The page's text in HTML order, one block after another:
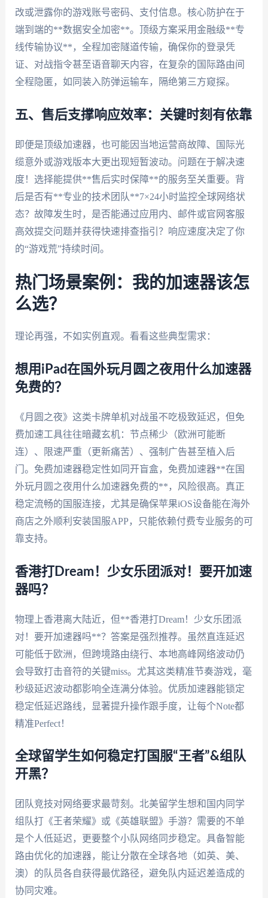
改或泄露你的游戏账号密码、支付信息。核心防护在于
端到端的**数据安全加密**。顶级方案采用金融级**专
线传输协议**，全程加密隧道传输，确保你的登录凭
证、对战指令甚至语音聊天内容，在复杂的国际路由间
全程隐匿，如同装入防弹运输车，隔绝第三方窥探。
五、售后支撑响应效率：关键时刻有依靠
即便是顶级加速器，也可能因当地运营商故障、国际光
缆意外或游戏版本大更出现短暂波动。问题在于解决速
度！选择能提供**售后实时保障**的服务至关重要。背
后是否有**专业的技术团队**7×24小时监控全球网络状
态？故障发生时，是否能通过应用内、邮件或官网客服
高效提交问题并获得快速排查指引？响应速度决定了你
的“游戏荒”持续时间。
热门场景案例：我的加速器该怎
么选？
理论再强，不如实例直观。看看这些典型需求：
想用iPad在国外玩月圆之夜用什么加速器
免费的？
《月圆之夜》这类卡牌单机对战虽不吃极致延迟，但免
费加速工具往往暗藏玄机：节点稀少（欧洲可能断
连）、限速严重（更新痛苦）、强制广告甚至植入后
门。免费加速器稳定性如同开盲盒，免费加速器**在国
外玩月圆之夜用什么加速器免费的**，风险很高。真正
稳定流畅的国服连接，尤其是确保苹果iOS设备能在海外
商店之外顺利安装国服APP，只能依赖付费专业服务的可
靠支持。
香港打Dream！少女乐团派对！要开加速
器吗？
物理上香港离大陆近，但**香港打Dream！少女乐团派
对！要开加速器吗**？答案是强烈推荐。虽然直连延迟
可能低于欧洲，但跨境路由绕行、本地高峰网络波动仍
会导致打击音符的关键miss。尤其这类精准节奏游戏，毫
秒级延迟波动都影响全连满分体验。优质加速器能锁定
稳定低延迟路线，显著提升操作跟手度，让每个Note都
精准Perfect！
全球留学生如何稳定打国服“王者”&组队
开黑？
团队竞技对网络要求最苛刻。北美留学生想和国内同学
组队打《王者荣耀》或《英雄联盟》手游？需要的不单
是个人低延迟，更要整个小队网络同步稳定。具备智能
路由优化的加速器，能让分散在全球各地（如英、美、
澳）的队员各自获得最优路径，避免队内延迟差造成的
协同灾难。